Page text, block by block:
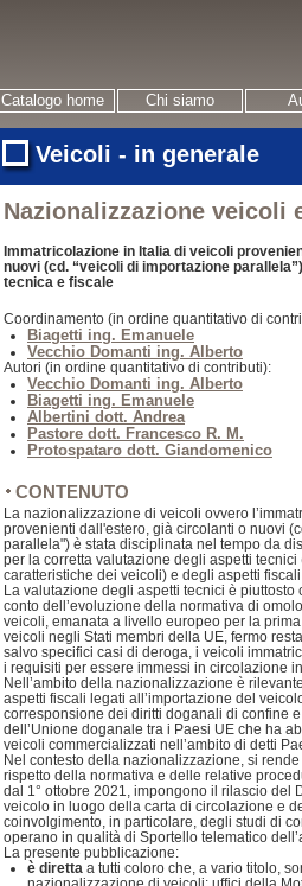
Catalogo home Chi siamo
Veicoli - in generale
Nazionalizzazione veicoli
Immatricolazione in Italia di veicoli
nuovi (cd. “veicoli di importazione
tecnica e fiscale
Coordinamento (in ordine quantitativo di
Biagetti ing. Emanuele
Vecchio Domanti ing. Alberto
Autori (in ordine quantitativo di contributi):
Vecchio Domanti ing. Alberto
Biagetti ing. Emanuele
Albertini dott. Andrea
Pastore dott. Francesco R. M.
Protospataro dott. Giandomenico
CONTENUTO
La nazionalizzazione di veicoli ovvero
provenienti dall'estero, già circolanti o nuovi
parallela") è stata disciplinata nel tempo da
per la corretta valutazione degli aspetti
caratteristiche dei veicoli) e degli aspetti
La valutazione degli aspetti tecnici è
conto dell’evoluzione della normativa di
veicoli, emanata a livello europeo per la
veicoli negli Stati membri della UE, fermo
salvo specifici casi di deroga, i veicoli
i requisiti per essere immessi in circolazione
Nell’ambito della nazionalizzazione è
aspetti fiscali legati all’importazione del
corresponsione dei diritti doganali di confine
dell’Unione doganale tra i Paesi UE che ha
veicoli commercializzati nell’ambito di detti
Nel contesto della nazionalizzazione, si
rispetto della normativa e delle relative
dal 1° ottobre 2021, impongono il rilascio del
veicolo in luogo della carta di circolazione e
coinvolgimento, in particolare, degli studi di
operano in qualità di Sportello telematico
La presente pubblicazione:
è diretta a tutti coloro che, a vario titolo,